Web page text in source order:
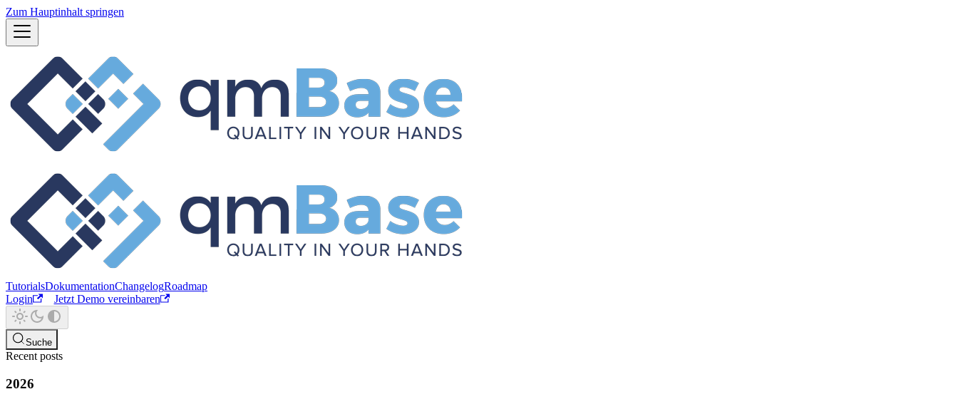
Zum Hauptinhalt springen
TutorialsDokumentationChangelogRoadmap
Login
Jetzt Demo vereinbaren
Suche
Recent posts
2026